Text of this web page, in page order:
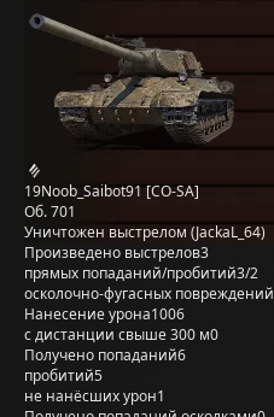
19Noob_Saibot91 [CO-SA]
Об. 701
Уничтожен выстрелом (JackaL_64)
Произведено выстрелов3
прямых попаданий/пробитий3/2
осколочно-фугасных повреждений
Нанесение урона1006
с дистанции свыше 300 м0
Получено попаданий6
пробитий5
не нанёсших урон1